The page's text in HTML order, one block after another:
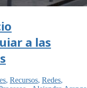
a las
, Recursos, Redes,